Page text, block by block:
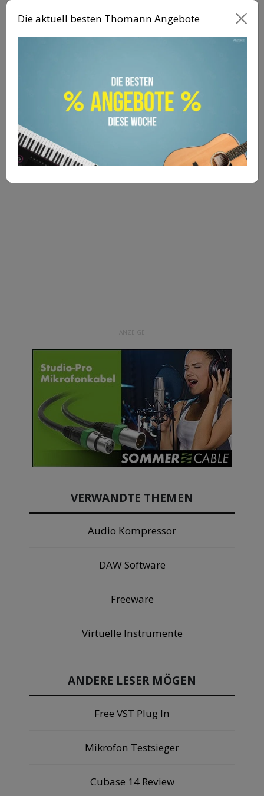
Class A Preamp
FET-Kompressor
Röhrenemulation
Equalizer
ANZEIGE
VERWANDTE THEMEN
Audio Kompressor
DAW Software
Freeware
Virtuelle Instrumente
ANDERE LESER MÖGEN
Free VST Plug In
Mikrofon Testsieger
Cubase 14 Review
Die aktuell besten Thomann Angebote